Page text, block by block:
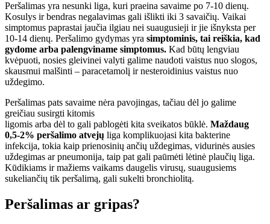
Peršalimas yra nesunki liga, kuri praeina savaime po 7-10 dienų.
Kosulys ir bendras negalavimas gali išlikti iki 3 savaičių. Vaikai
simptomus paprastai jaučia ilgiau nei suaugusieji ir jie išnyksta per
10-14 dienų. Peršalimo gydymas yra simptominis, tai reiškia, kad
gydome arba palengviname simptomus. Kad būtų lengviau
kvėpuoti, nosies gleivinei valyti galime naudoti vaistus nuo slogos,
skausmui malšinti – paracetamolį ir nesteroidinius vaistus nuo
uždegimo.
Peršalimas pats savaime nėra pavojingas, tačiau dėl jo galime
greičiau susirgti kitomis
ligomis arba dėl to gali pablogėti kita sveikatos būklė. Maždaug
0,5-2% peršalimo atvejų liga komplikuojasi kita bakterine
infekcija, tokia kaip prienosinių ančių uždegimas, vidurinės ausies
uždegimas ar pneumonija, taip pat gali paūmėti lėtinė plaučių liga.
Kūdikiams ir mažiems vaikams daugelis virusų, suaugusiems
sukeliančių tik peršalimą, gali sukelti bronchiolitą.
Peršalimas ar gripas?